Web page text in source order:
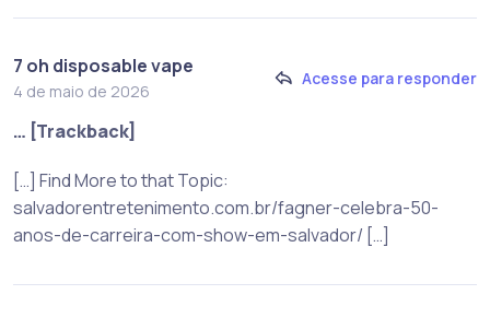
7 oh disposable vape
4 de maio de 2026
Acesse para responder
… [Trackback]
[…] Find More to that Topic:
salvadorentretenimento.com.br/fagner-celebra-50-
anos-de-carreira-com-show-em-salvador/ […]